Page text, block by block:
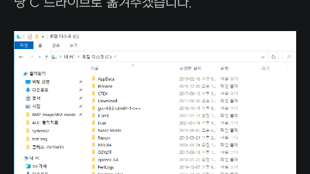
냥 C 드라이브로 옮겨주겠습니다.